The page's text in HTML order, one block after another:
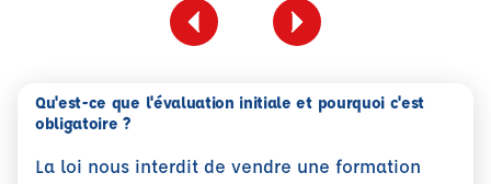
Qu'est-ce que l'évaluation initiale et pourquoi c'est
obligatoire ?
La loi nous interdit de vendre une formation